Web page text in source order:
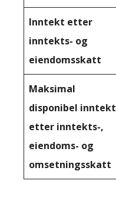
Inntekt etter
inntekts- og
eiendomsskatt
Maksimal
disponibel inntekt
etter inntekts-,
eiendoms- og
omsetningsskatt